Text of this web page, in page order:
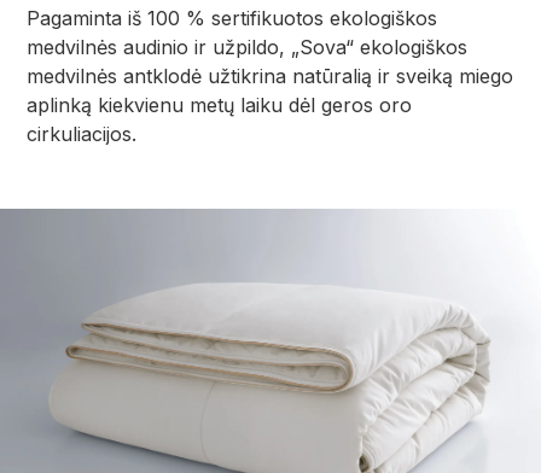
Pagaminta iš 100 % sertifikuotos ekologiškos
medvilnės audinio ir užpildo, „Sova“ ekologiškos
medvilnės antklodė užtikrina natūralią ir sveiką miego
aplinką kiekvienu metų laiku dėl geros oro
cirkuliacijos.